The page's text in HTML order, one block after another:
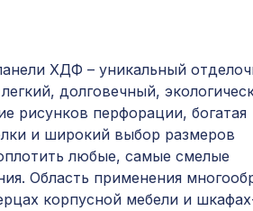
ХДФ,
ХДФ – уникальный
долговечный,
рисунков перфорации, богатая
и широкий выбор размеров
любые, самые смелые
Область применения
корпусной мебели и